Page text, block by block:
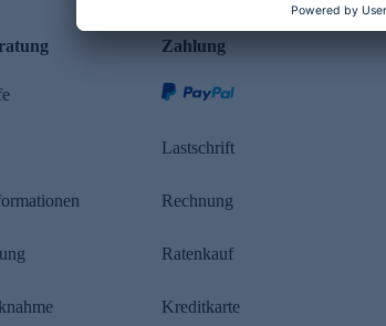
Zahlung
Lastschrift
Rechnung
Ratenkauf
Kreditkarte